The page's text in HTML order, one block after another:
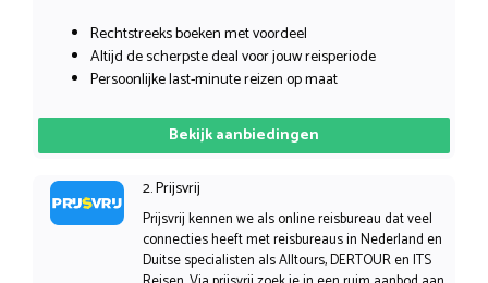
Rechtstreeks boeken met voordeel
Altijd de scherpste deal voor jouw reisperiode
Persoonlijke last-minute reizen op maat
Bekijk aanbiedingen
2. Prijsvrij
Prijsvrij kennen we als online reisbureau dat veel
connecties heeft met reisbureaus in Nederland en
Duitse specialisten als Alltours, DERTOUR en ITS